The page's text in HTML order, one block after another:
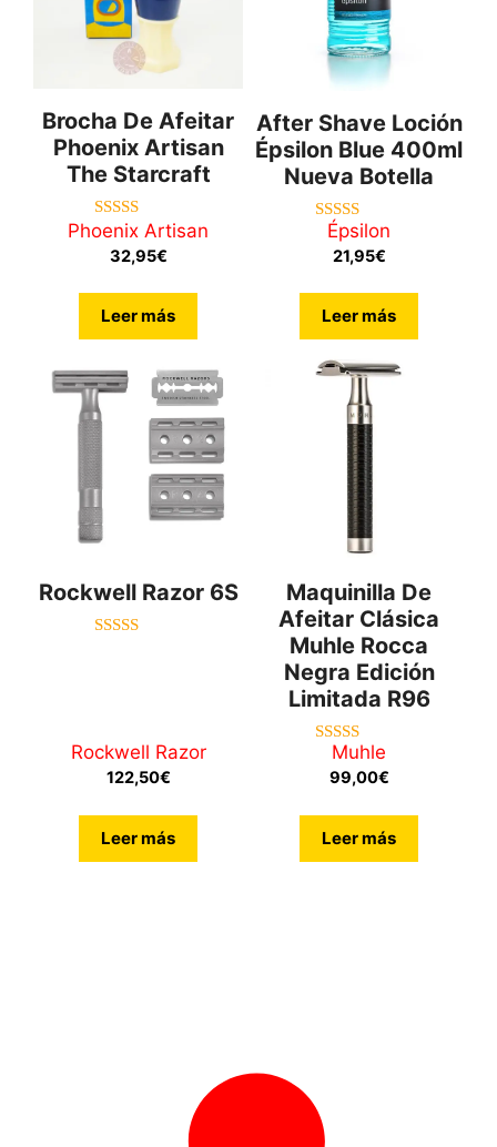
Brocha De Afeitar
Phoenix Artisan
The Starcraft
5.00
de 5
Phoenix Artisan
32,95€
Leer más
After Shave Loción
Épsilon Blue 400ml
Nueva Botella
5.00
de 5
Épsilon
21,95€
Leer más
Rockwell Razor 6S
Rockwell Razor
122,50€
Leer más
Maquinilla De
Afeitar Clásica
Muhle Rocca
Negra Edición
Limitada R96
5.00
de 5
Muhle
99,00€
Leer más